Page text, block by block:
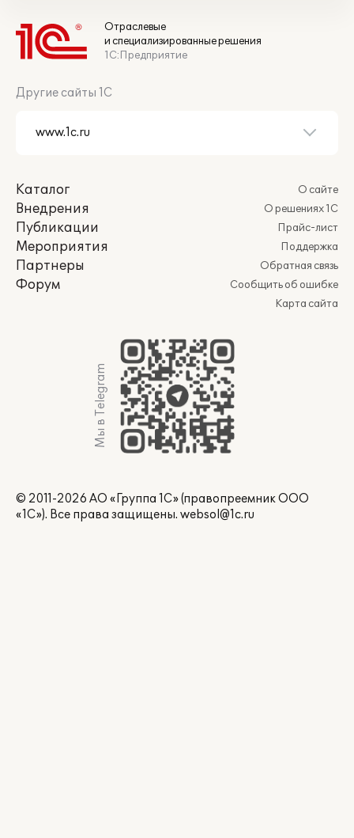
Отраслевые
и специализированные решения
1С:Предприятие
Другие сайты 1С
Каталог
Внедрения
Публикации
Мероприятия
Партнеры
Форум
О сайте
О решениях 1С
Прайс-лист
Поддержка
Обратная связь
Сообщить об ошибке
Карта сайта
Мы в Telegram
© 2011-2026 АО «Группа 1С» (правопреемник ООО
«1С»). Все права защищены. websol@1c.ru